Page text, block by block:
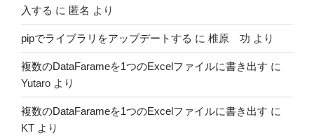
入する に 匿名 より
pipでライブラリをアップデートする に 椎原 功 より
複数のDataFarameを1つのExcelファイルに書き出す に
Yutaro より
複数のDataFarameを1つのExcelファイルに書き出す に
KT より